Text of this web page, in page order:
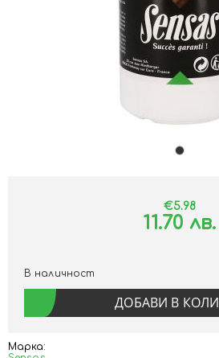
Марка:
€5.98
11.70 лв.
В наличност